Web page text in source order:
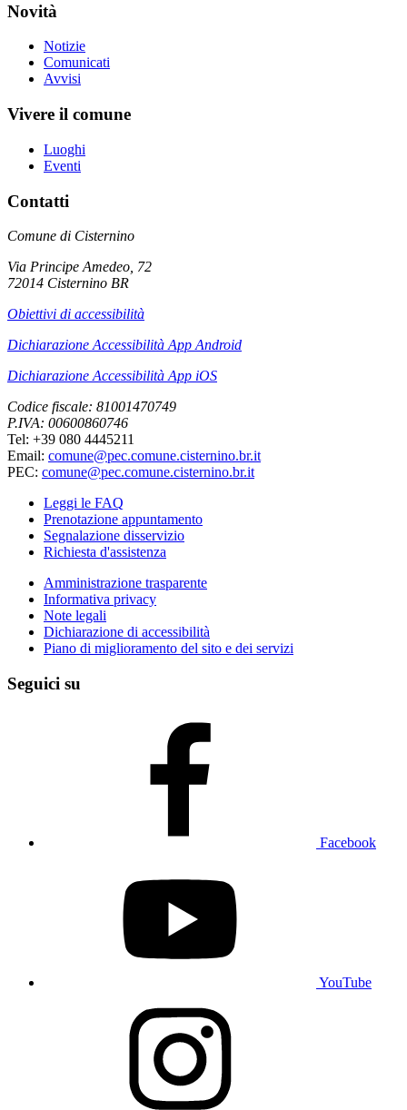
Novità
Notizie
Comunicati
Avvisi
Vivere il comune
Luoghi
Eventi
Contatti
Comune di Cisternino
Via Principe Amedeo, 72
72014 Cisternino BR
Obiettivi di accessibilità
Dichiarazione Accessibilità App Android
Dichiarazione Accessibilità App iOS
Codice fiscale: 81001470749
P.IVA: 00600860746
Tel: +39 080 4445211
Email: comune@pec.comune.cisternino.br.it
PEC: comune@pec.comune.cisternino.br.it
Leggi le FAQ
Prenotazione appuntamento
Segnalazione disservizio
Richiesta d'assistenza
Amministrazione trasparente
Informativa privacy
Note legali
Dichiarazione di accessibilità
Piano di miglioramento del sito e dei servizi
Seguici su
Facebook
YouTube